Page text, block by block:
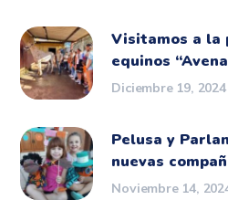
Visitamos a la
equinos
Diciembre 19, 2024
Pelusa y
nuevas
Noviembre 14,